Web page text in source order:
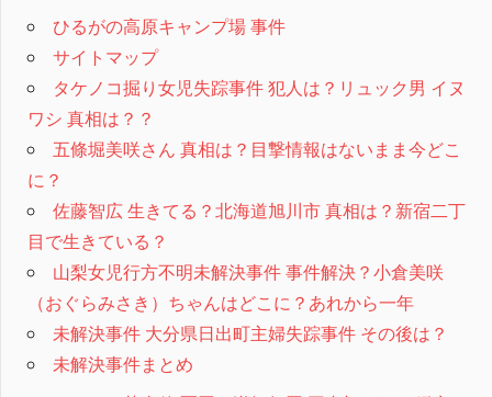
ひるがの高原キャンプ場 事件
サイトマップ
タケノコ掘り女児失踪事件 犯人は？リュック男 イヌ
ワシ 真相は？？
五條堀美咲さん 真相は？目撃情報はないまま今どこ
に？
佐藤智広 生きてる？北海道旭川市 真相は？新宿二丁
目で生きている？
山梨女児行方不明未解決事件 事件解決？小倉美咲
（おぐらみさき）ちゃんはどこに？あれから一年
未解決事件 大分県日出町主婦失踪事件 その後は？
未解決事件まとめ